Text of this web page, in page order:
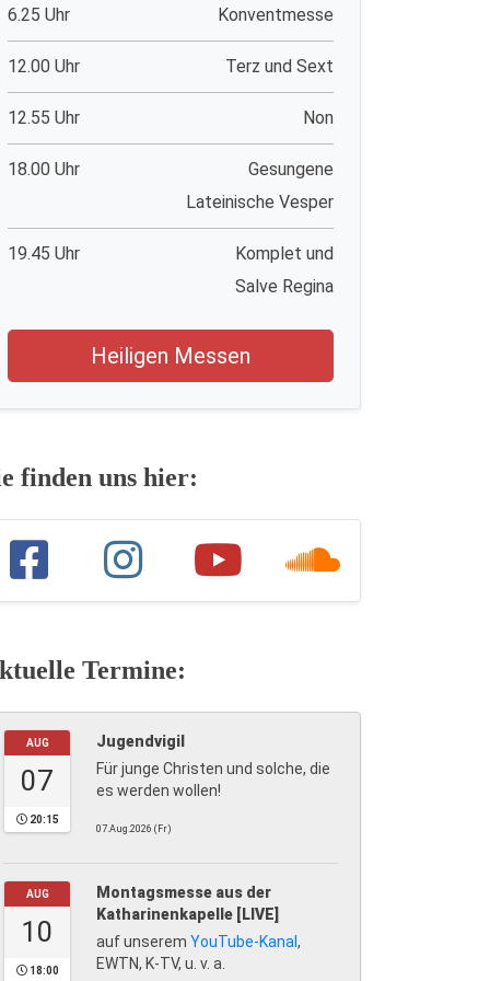
6.25 Uhr Konventmesse
12.00 Uhr Terz und Sext
12.55 Uhr Non
18.00 Uhr
Gesungene
Lateinische Vesper
19.45 Uhr
Komplet und
Salve Regina
Heiligen Messen
finden uns hier:
Termine:
AUG
07
20:15
Jugendvigil
Für junge Christen und solche, die
es werden wollen!
07.Aug.2026 (Fr)
AUG
10
18:00
Montagsmesse aus der
Katharinenkapelle [LIVE]
auf unserem YouTube-Kanal ,
EWTN, K-TV, u. v. a.